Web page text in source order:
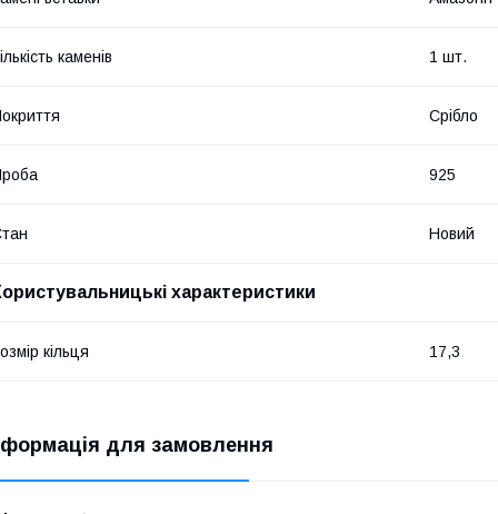
каменів 1 шт.
Срібло
925
Новий
характеристики
кільця 17,3
для замовлення